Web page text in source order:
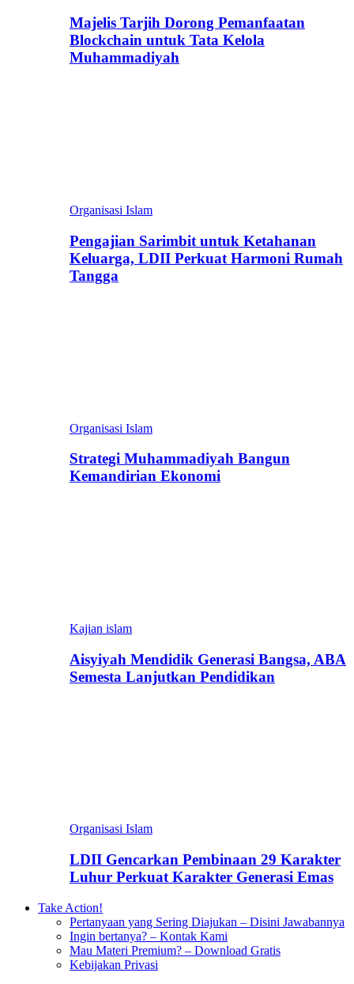
Majelis Tarjih Dorong Pemanfaatan
Blockchain untuk Tata Kelola
Muhammadiyah
Organisasi Islam
Pengajian Sarimbit untuk Ketahanan
Keluarga, LDII Perkuat Harmoni Rumah
Tangga
Organisasi Islam
Strategi Muhammadiyah Bangun
Kemandirian Ekonomi
Kajian islam
Aisyiyah Mendidik Generasi Bangsa, ABA
Semesta Lanjutkan Pendidikan
Organisasi Islam
LDII Gencarkan Pembinaan 29 Karakter
Luhur Perkuat Karakter Generasi Emas
Take Action!
Pertanyaan yang Sering Diajukan – Disini Jawabannya
Ingin bertanya? – Kontak Kami
Mau Materi Premium? – Download Gratis
Kebijakan Privasi